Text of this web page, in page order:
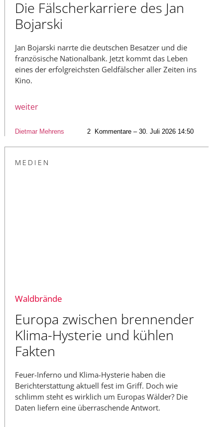
Die Fälscherkarriere des Jan
Bojarski
Jan Bojarski narrte die deutschen Besatzer und die
französische Nationalbank. Jetzt kommt das Leben
eines der erfolgreichsten Geldfälscher aller Zeiten ins
Kino.
weiter
Dietmar Mehrens 2 Kommentare – 30. Juli 2026 14:50
MEDIEN
Waldbrände
Europa zwischen brennender
Klima-Hysterie und kühlen
Fakten
Feuer-Inferno und Klima-Hysterie haben die
Berichterstattung aktuell fest im Griff. Doch wie
schlimm steht es wirklich um Europas Wälder? Die
Daten liefern eine überraschende Antwort.